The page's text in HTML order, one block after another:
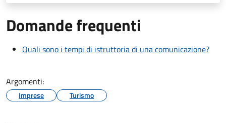
Domande frequenti
Quali sono i tempi di istruttoria di una comunicazione?
Argomenti:
Imprese Turismo